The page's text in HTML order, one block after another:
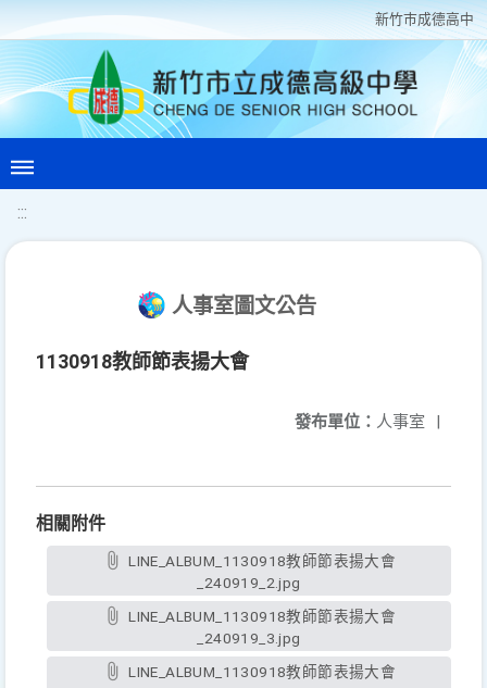
新竹巿成德高中
:::
人事室圖文公告
1130918教師節表揚大會
發布單位： 人事室 |
相關附件
LINE_ALBUM_1130918教師節表揚大會
_240919_2.jpg
LINE_ALBUM_1130918教師節表揚大會
_240919_3.jpg
LINE_ALBUM_1130918教師節表揚大會